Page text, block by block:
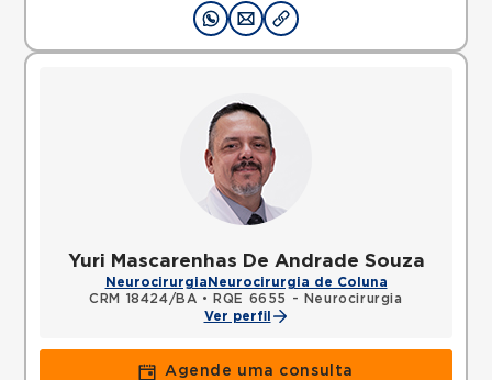
Yuri Mascarenhas De Andrade Souza
Neurocirurgia Neurocirurgia de Coluna
CRM 18424/BA •
RQE 6655 - Neurocirurgia
Ver perfil
Agende uma consulta